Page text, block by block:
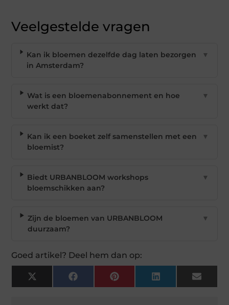
Veelgestelde vragen
Kan ik bloemen dezelfde dag laten bezorgen
in Amsterdam?
▼
Wat is een bloemenabonnement en hoe
werkt dat?
▼
Kan ik een boeket zelf samenstellen met een
bloemist?
▼
Biedt URBANBLOOM workshops
bloemschikken aan?
▼
Zijn de bloemen van URBANBLOOM
duurzaam?
▼
Goed artikel? Deel hem dan op:
X
(Twitter)
Facebook Pinterest LinkedIn Email